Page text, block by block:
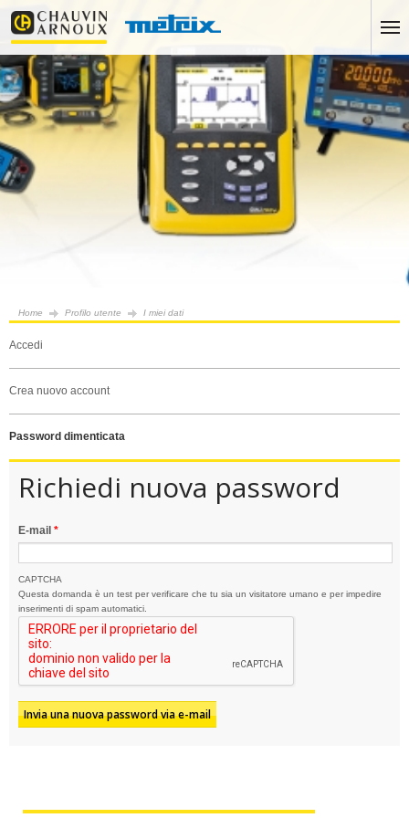
Home Profilo utente I miei dati
accedi
crea nuovo account
password dimenticata
Richiedi nuova password
E-mail *
CAPTCHA
Questa domanda è un test per verificare che tu sia un visitatore umano e per impedire
inserimenti di spam automatici.